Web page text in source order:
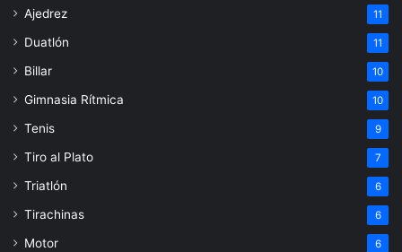
Ajedrez 11
Duatlón 11
Billar 10
Gimnasia Rítmica 10
Tenis 9
Tiro al Plato 7
Triatlón 6
Tirachinas 6
Motor 6